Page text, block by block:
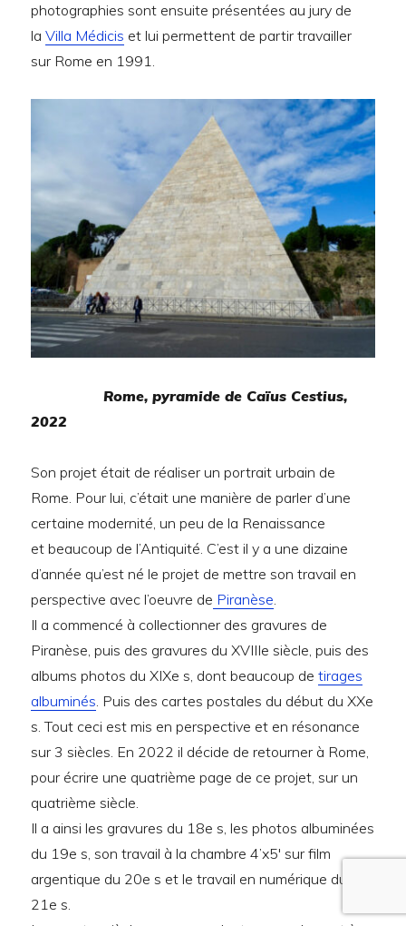
photographies sont ensuite présentées au jury de
laVilla Médicis et lui permettent de partir travailler
sur Rome en 1991.
Rome, pyramide de Caïus Cestius,
2022
Son projet était de réaliser un portrait urbain de
Rome. Pour lui, c’était une manière de parler d’une
certaine modernité, un peu de la Renaissance
et beaucoup de l’Antiquité. C’est il y a une dizaine
d’année qu’est né le projet de mettre son travail en
perspective avec l’oeuvre de Piranèse
Il a commencé à collectionner des gravures de
Piranèse, puis des gravures du XVIIIe siècle, puis des
albums photos du XIXe s, dont beaucoup detirages
albuminés . Puis des cartes postales du début du XXe
s. Tout ceci est mis en perspective et en résonance
sur 3 siècles. En 2022 il décide de retourner à Rome,
pour écrire une quatrième page de ce projet, sur un
quatrième siècle.
Il a ainsi les gravures du 18e s, les photos albuminées
du 19e s, son travail à la chambre 4’x5′ sur film
argentique du 20e s et le travail en numérique du
21e s.